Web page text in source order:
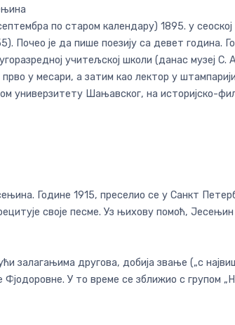
по старом календару) 1895. у
Почео је да пише поезију са девет година.
учитељској школи (данас музеј
у месари, а затим као лектор у
универзитету Шањавског, на историјско-
Године 1915, преселио се у Санкт
своје песме. Уз њихову помоћ,
залагањима другова, добија звање („с
У то време се зближио с групом